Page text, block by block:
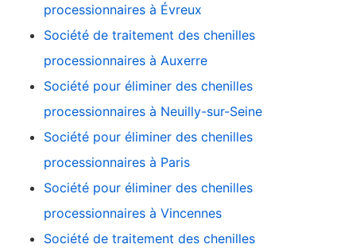
processionnaires à Évreux
Société de traitement des chenilles
processionnaires à Auxerre
Société pour éliminer des chenilles
processionnaires à Neuilly-sur-Seine
Société pour éliminer des chenilles
processionnaires à Paris
Société pour éliminer des chenilles
processionnaires à Vincennes
Société de traitement des chenilles